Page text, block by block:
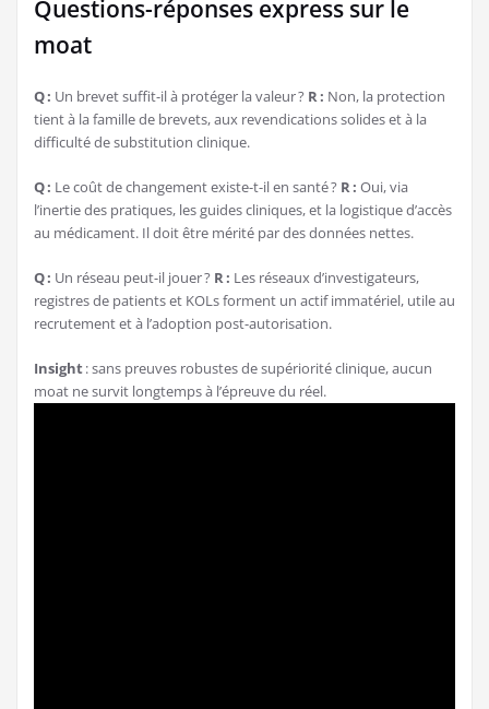
Questions-réponses express sur le
moat
Q : Un brevet suffit-il à protéger la valeur ? R : Non, la protection
tient à la famille de brevets, aux revendications solides et à la
difficulté de substitution clinique.
Q : Le coût de changement existe-t-il en santé ? R : Oui, via
l’inertie des pratiques, les guides cliniques, et la logistique d’accès
au médicament. Il doit être mérité par des données nettes.
Q : Un réseau peut-il jouer ? R : Les réseaux d’investigateurs,
registres de patients et KOLs forment un actif immatériel, utile au
recrutement et à l’adoption post-autorisation.
Insight: sans preuves robustes de supériorité clinique, aucun
moat ne survit longtemps à l’épreuve du réel.